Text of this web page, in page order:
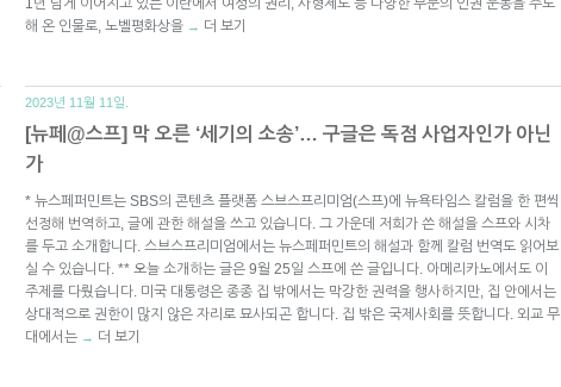
1년 넘게 이어지고 있는 이란에서 여성의 권리, 사형제도 등 다양한 부문의 인권 운동을 주도
해 온 인물로, 노벨평화상을 → 더 보기
2023년 11월 11일.
[뉴페@스프] 막 오른 ‘세기의 소송’… 구글은 독점 사업자인가 아닌
가
* 뉴스페퍼민트는 SBS의 콘텐츠 플랫폼 스브스프리미엄(스프)에 뉴욕타임스 칼럼을 한 편씩
선정해 번역하고, 글에 관한 해설을 쓰고 있습니다. 그 가운데 저희가 쓴 해설을 스프와 시차
를 두고 소개합니다. 스브스프리미엄에서는 뉴스페퍼민트의 해설과 함께 칼럼 번역도 읽어보
실 수 있습니다. ** 오늘 소개하는 글은 9월 25일 스프에 쓴 글입니다. 아메리카노에서도 이
주제를 다뤘습니다. 미국 대통령은 종종 집 밖에서는 막강한 권력을 행사하지만, 집 안에서는
상대적으로 권한이 많지 않은 자리로 묘사되곤 합니다. 집 밖은 국제사회를 뜻합니다. 외교 무
대에서는 → 더 보기